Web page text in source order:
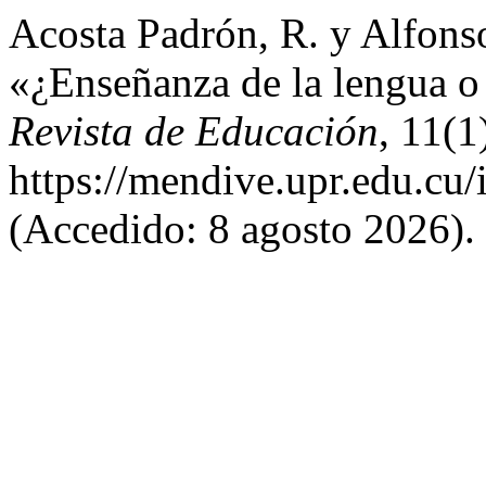
Acosta Padrón, R. y
«¿Enseñanza de la lengua
Revista de Educación,
https://
(Accedido: 8 agosto 2026).